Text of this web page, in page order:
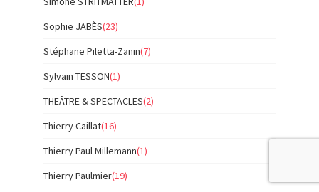
Sophie JABÈS(23)
Stéphane Piletta-Zanin(7)
Sylvain TESSON(1)
THEÂTRE & SPECTACLES(2)
Thierry Caillat(16)
Thierry Paul Millemann(1)
Thierry Paulmier(19)